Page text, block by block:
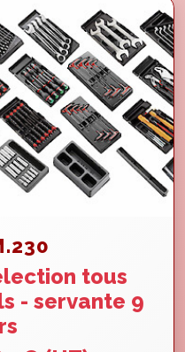
tous
- servante 9